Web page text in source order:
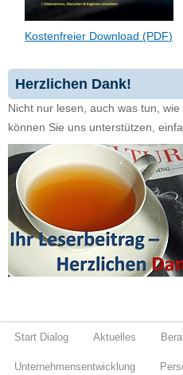
Kostenfreier Download (PDF)
Herzlichen Dank!
Nicht nur lesen, auch was tun,
können Sie uns unterstützen,
Start Dialog Aktuelles
Unternehmensentwicklung